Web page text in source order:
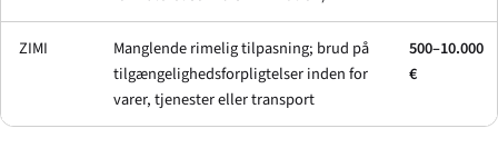
ZIMI
Manglende rimelig tilpasning; brud på
tilgængelighedsforpligtelser inden for
varer, tjenester eller transport
500–10.000
€